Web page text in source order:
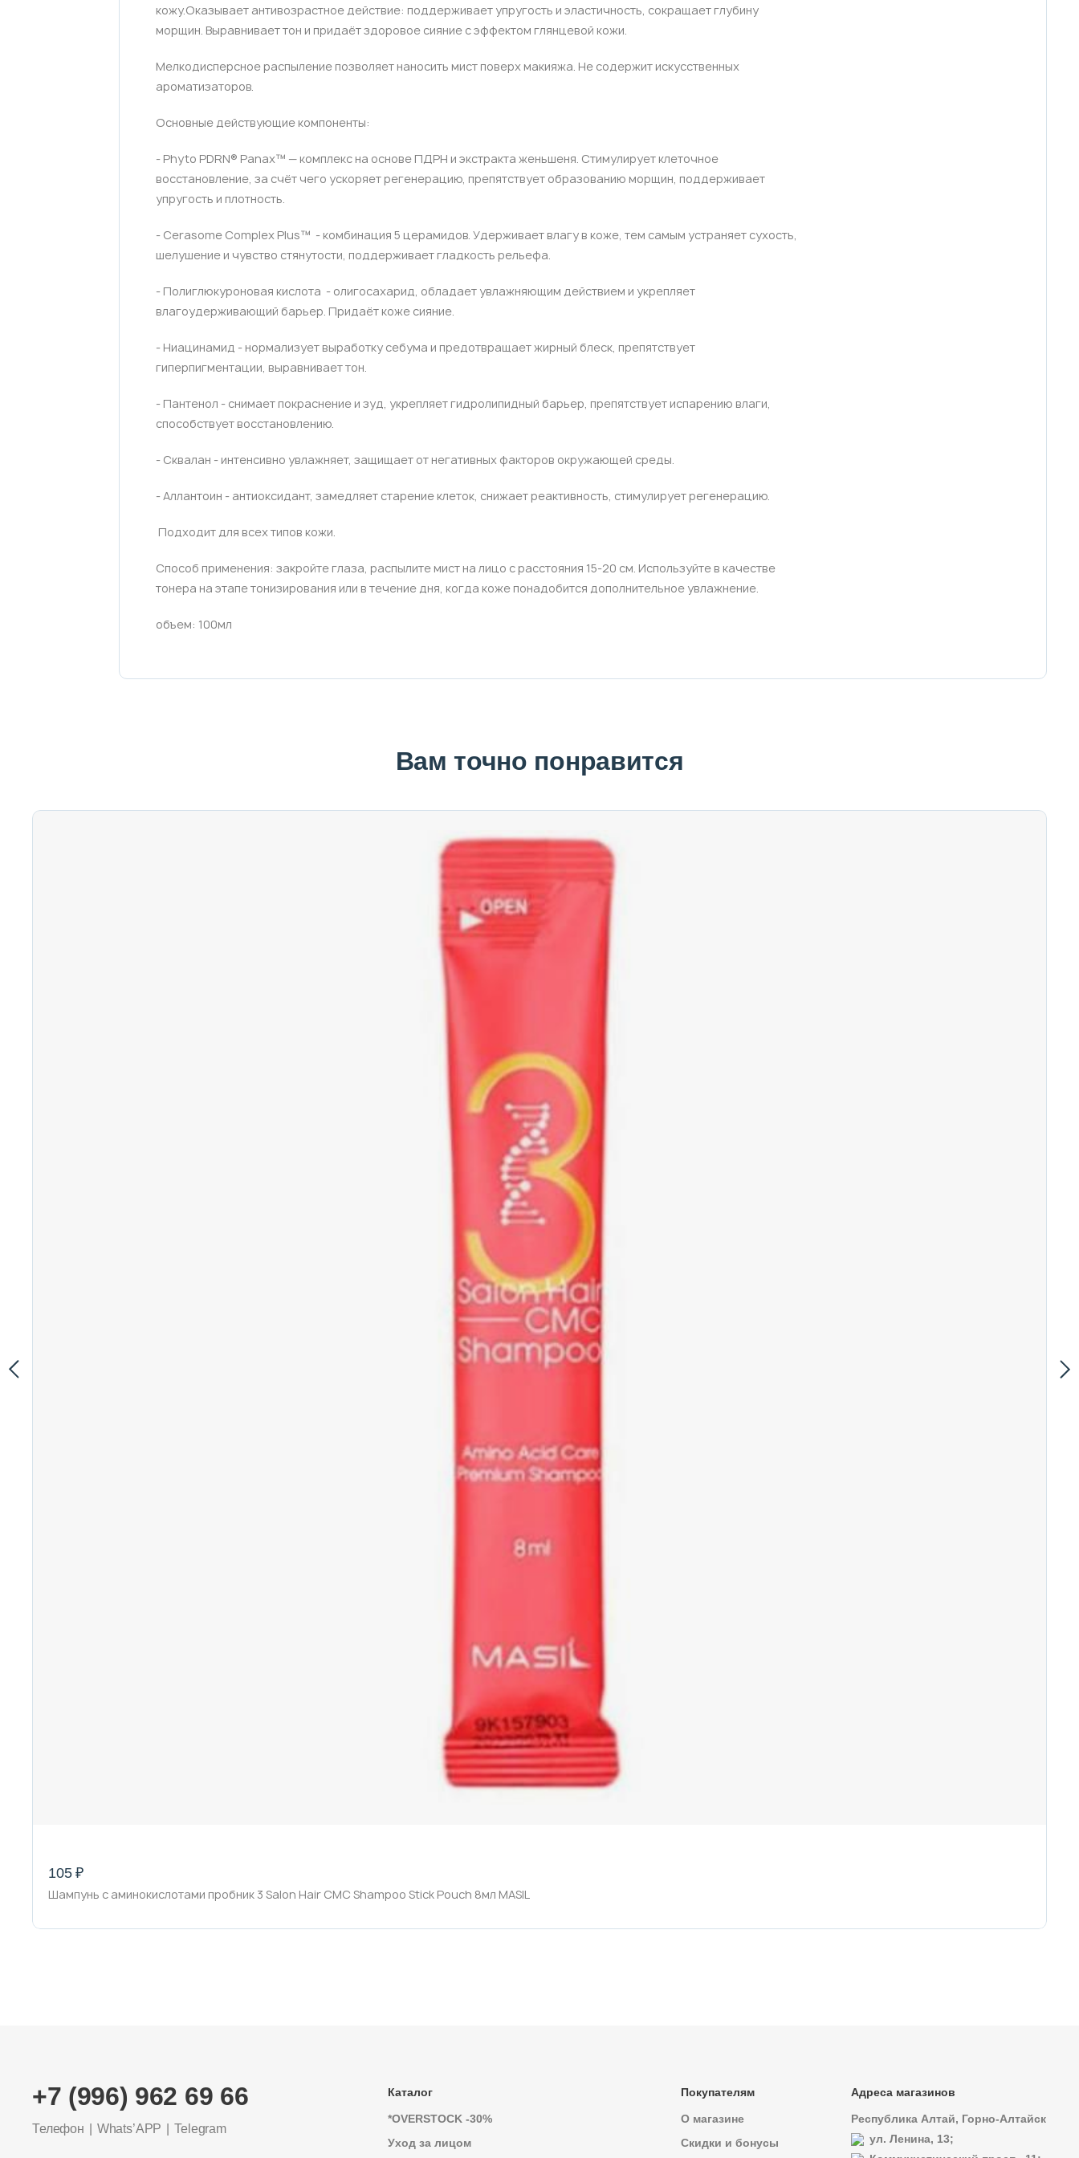
кожу.Оказывает антивозрастное действие: поддерживает упругость и эластичность, сокращает глубину
морщин. Выравнивает тон и придаёт здоровое сияние с эффектом глянцевой кожи.
Мелкодисперсное распыление позволяет наносить мист поверх макияжа. Не содержит искусственных
ароматизаторов.
Основные действующие компоненты:
- Phyto PDRN® Panax™ — комплекс на основе ПДРН и экстракта женьшеня. Стимулирует клеточное
восстановление, за счёт чего ускоряет регенерацию, препятствует образованию морщин, поддерживает
упругость и плотность.
- Cerasome Complex Plus™ - комбинация 5 церамидов. Удерживает влагу в коже, тем самым устраняет сухость,
шелушение и чувство стянутости, поддерживает гладкость рельефа.
- Полиглюкуроновая кислота - олигосахарид, обладает увлажняющим действием и укрепляет
влагоудерживающий барьер. Придаёт коже сияние.
- Ниацинамид - нормализует выработку себума и предотвращает жирный блеск, препятствует
гиперпигментации, выравнивает тон.
- Пантенол - снимает покраснение и зуд, укрепляет гидролипидный барьер, препятствует испарению влаги,
способствует восстановлению.
- Сквалан - интенсивно увлажняет, защищает от негативных факторов окружающей среды.
- Аллантоин - антиоксидант, замедляет старение клеток, снижает реактивность, стимулирует регенерацию.
Подходит для всех типов кожи.
Способ применения: закройте глаза, распылите мист на лицо с расстояния 15-20 см. Используйте в качестве
тонера на этапе тонизирования или в течение дня, когда коже понадобится дополнительное увлажнение.
объем: 100мл
Вам точно понравится
105 ₽
Шампунь с аминокислотами пробник 3 Salon Hair CMC Shampoo Stick Pouch 8мл MASIL
+7 (996) 962 69 66
Телефон Whats’APP Telegram
Каталог
*OVERSTOCK -30%
Уход за лицом
Покупателям
О магазине
Скидки и бонусы
Адреса магазинов
Республика Алтай, Горно-Алтайск
ул. Ленина, 13;